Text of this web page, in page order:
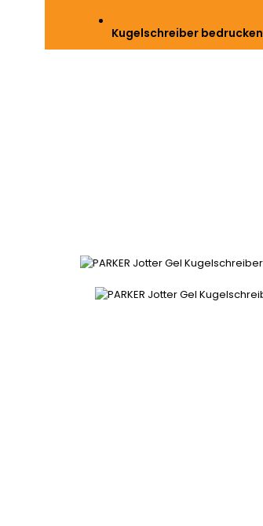
Kugelschreiber bedrucken